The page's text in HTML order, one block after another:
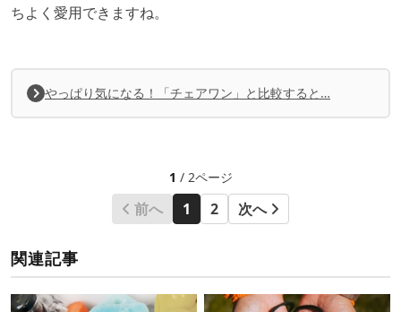
ちよく愛用できますね。
やっぱり気になる！「チェアワン」と比較すると…
1 / 2ページ
前へ 1 2 次へ
関連記事